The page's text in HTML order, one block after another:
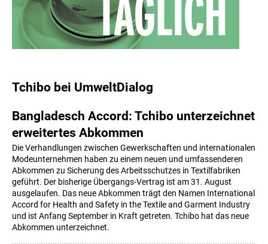
Tchibo bei UmweltDialog
Bangladesch Accord: Tchibo unterzeichnet
erweitertes Abkommen
Die Verhandlungen zwischen Gewerkschaften und internationalen
Modeunternehmen haben zu einem neuen und umfassenderen
Abkommen zu Sicherung des Arbeitsschutzes in Textilfabriken
geführt. Der bisherige Übergangs-Vertrag ist am 31. August
ausgelaufen. Das neue Abkommen trägt den Namen International
Accord for Health and Safety in the Textile and Garment Industry
und ist Anfang September in Kraft getreten. Tchibo hat das neue
Abkommen unterzeichnet.